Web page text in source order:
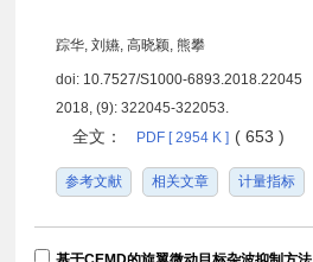
踪华, 刘嬿, 高晓颖, 熊攀
doi: 10.7527/S1000-6893.2018.22045
2018, (9): 322045-322053.
全文： PDF [ 2954 K ] ( 653 )
参考文献 相关文章 计量指标